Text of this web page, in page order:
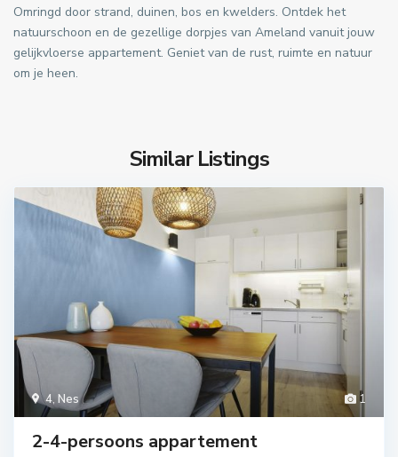
Omringd door strand, duinen, bos en kwelders. Ontdek het
natuurschoon en de gezellige dorpjes van Ameland vanuit jouw
gelijkvloerse appartement. Geniet van de rust, ruimte en natuur
om je heen.
Similar Listings
1
4, Nes
2-4-persoons appartement